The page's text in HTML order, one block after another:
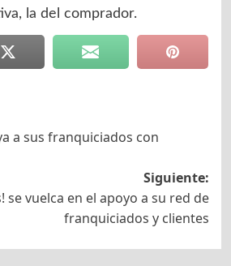
la del comprador.
a sus franquiciados con
Siguiente:
se vuelca en el apoyo a su red de
franquiciados y clientes